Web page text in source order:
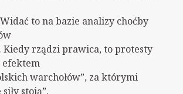
to na bazie analizy choćby
Kiedy rządzi prawica, to protesty
efektem
warchołów”, za którymi
stoją”,